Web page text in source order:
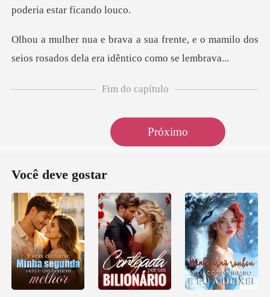
ente, e o mamilo dos
seios rosados
Fim do capítulo
Próximo
Você deve gostar